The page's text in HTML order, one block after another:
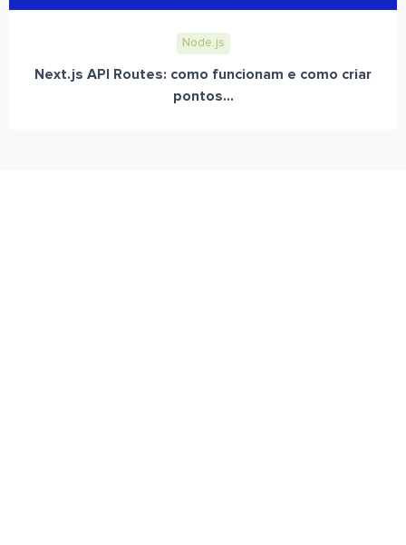
Node.js
Next.js API Routes: como funcionam e como criar
pontos...